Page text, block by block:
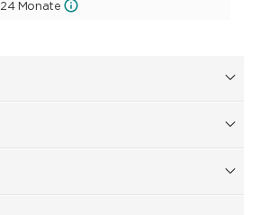
24 Monate